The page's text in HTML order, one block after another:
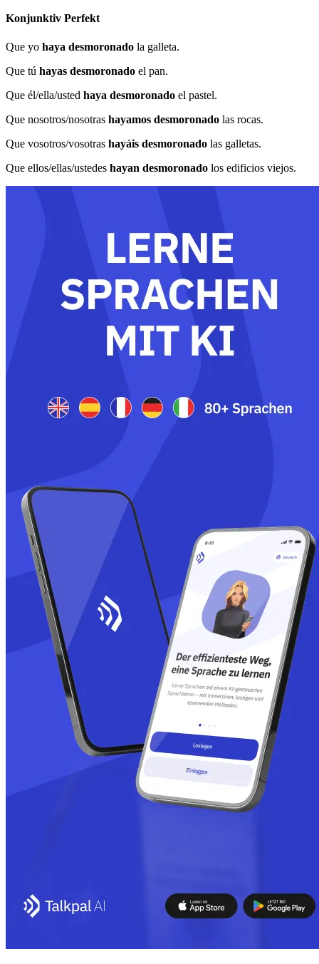
Konjunktiv Perfekt
Que yo haya desmoronado la galleta.
Que tú hayas desmoronado el pan.
Que él/ella/usted haya desmoronado el pastel.
Que nosotros/nosotras hayamos desmoronado las rocas.
Que vosotros/vosotras hayáis desmoronado las galletas.
Que ellos/ellas/ustedes hayan desmoronado los edificios viejos.